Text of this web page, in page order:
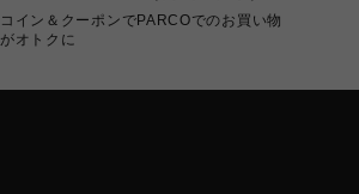
コイン＆クーポンでPARCOでのお買い物
がオトクに